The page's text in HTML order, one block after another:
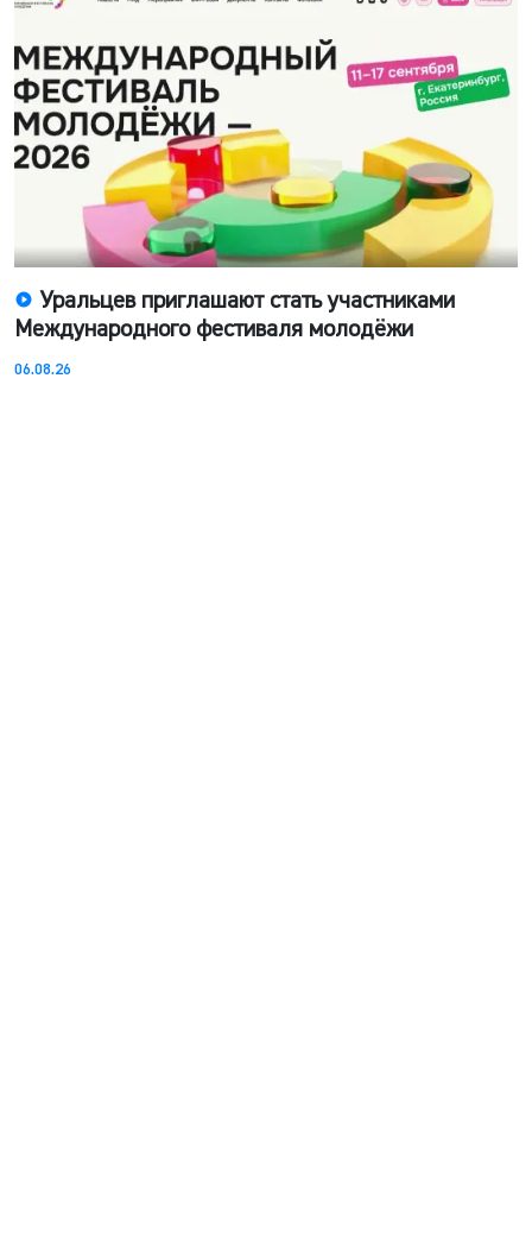
Уральцев приглашают стать участниками
Международного фестиваля молодёжи
06.08.26